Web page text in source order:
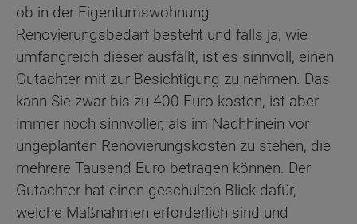
ob in der Eigentumswohnung
Renovierungsbedarf besteht und falls ja, wie
umfangreich dieser ausfällt, ist es sinnvoll, einen
Gutachter mit zur Besichtigung zu nehmen. Das
kann Sie zwar bis zu 400 Euro kosten, ist aber
immer noch sinnvoller, als im Nachhinein vor
ungeplanten Renovierungskosten zu stehen, die
mehrere Tausend Euro betragen können. Der
Gutachter hat einen geschulten Blick dafür,
welche Maßnahmen erforderlich sind und